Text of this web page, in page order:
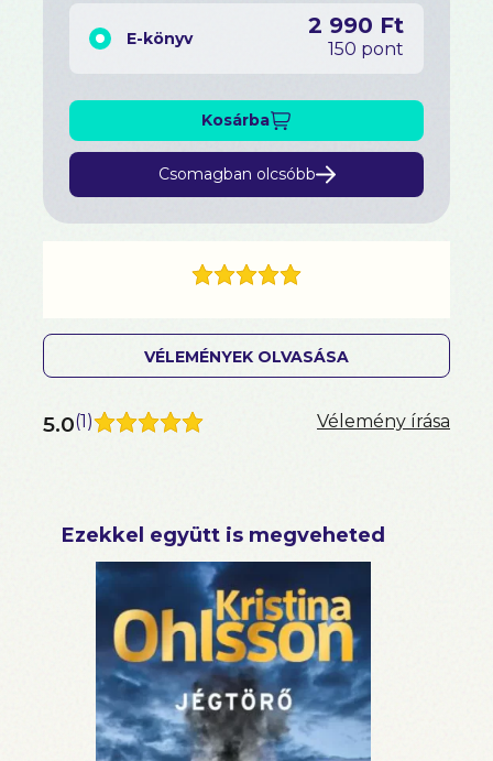
E-könyv 2 990 Ft
150 pont
Kosárba
Csomagban olcsóbb
VÉLEMÉNYEK OLVASÁSA
5.0(1) Vélemény írása
Ezekkel együtt is megveheted